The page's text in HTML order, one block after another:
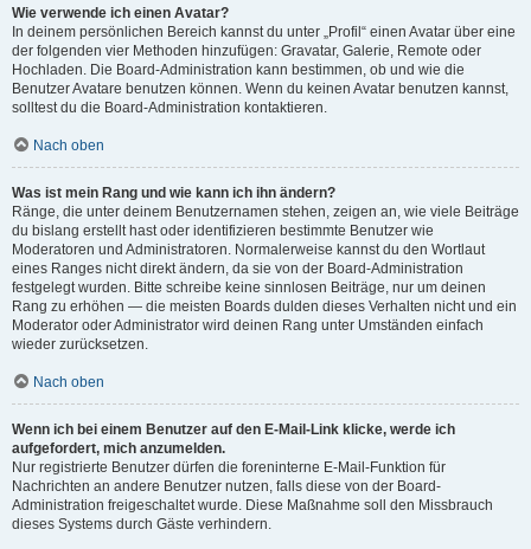
Wie verwende ich einen Avatar?
In deinem persönlichen Bereich kannst du unter „Profil“ einen Avatar über eine
der folgenden vier Methoden hinzufügen: Gravatar, Galerie, Remote oder
Hochladen. Die Board-Administration kann bestimmen, ob und wie die
Benutzer Avatare benutzen können. Wenn du keinen Avatar benutzen kannst,
solltest du die Board-Administration kontaktieren.
Nach oben
Was ist mein Rang und wie kann ich ihn ändern?
Ränge, die unter deinem Benutzernamen stehen, zeigen an, wie viele Beiträge
du bislang erstellt hast oder identifizieren bestimmte Benutzer wie
Moderatoren und Administratoren. Normalerweise kannst du den Wortlaut
eines Ranges nicht direkt ändern, da sie von der Board-Administration
festgelegt wurden. Bitte schreibe keine sinnlosen Beiträge, nur um deinen
Rang zu erhöhen — die meisten Boards dulden dieses Verhalten nicht und ein
Moderator oder Administrator wird deinen Rang unter Umständen einfach
wieder zurücksetzen.
Nach oben
Wenn ich bei einem Benutzer auf den E-Mail-Link klicke, werde ich
aufgefordert, mich anzumelden.
Nur registrierte Benutzer dürfen die foreninterne E-Mail-Funktion für
Nachrichten an andere Benutzer nutzen, falls diese von der Board-
Administration freigeschaltet wurde. Diese Maßnahme soll den Missbrauch
dieses Systems durch Gäste verhindern.